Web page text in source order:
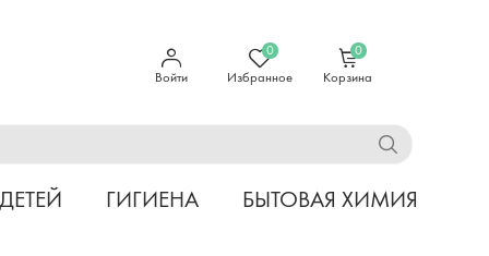
Войти
0
Избранное
0
Корзина
ГИГИЕНА БЫТОВАЯ ХИМИЯ